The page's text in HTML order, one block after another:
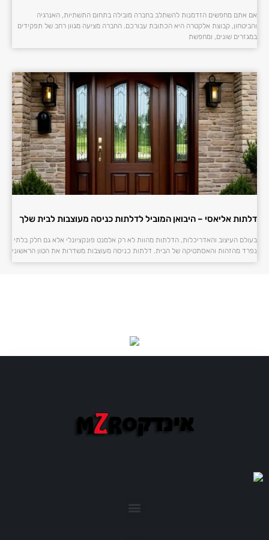
אם אתם מחפשים הזדמנות להשתלב בחברה מובילה בתחום התשתיות, האנרגיה
והביטחון, קבוצת אלקטרה היא הכתובת עבורכם. החברה מציעה מגוון רחב של תפקידים
במגזרים שונים, ומחפשת
דלתות אליאסי – היבואן המוביל לדלתות כניסה מעוצבות לבית שלך
בעולם העיצוב והאדריכלות, הדלתות מהוות לא רק אלמנט פונקציונלי אלא גם חלק בלתי
נפרד מהזהות והאסתטיקה של הבית. דלתות כניסה מעוצבות משדרות את הטון הראשוני